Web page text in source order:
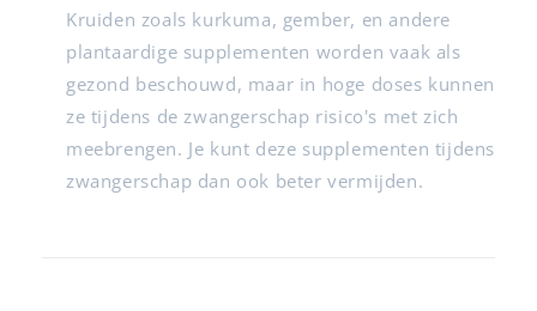
Kruiden zoals kurkuma, gember, en andere
plantaardige supplementen worden vaak als
gezond beschouwd, maar in hoge doses kunnen
ze tijdens de zwangerschap risico's met zich
meebrengen. Je kunt deze supplementen tijdens
zwangerschap dan ook beter vermijden.